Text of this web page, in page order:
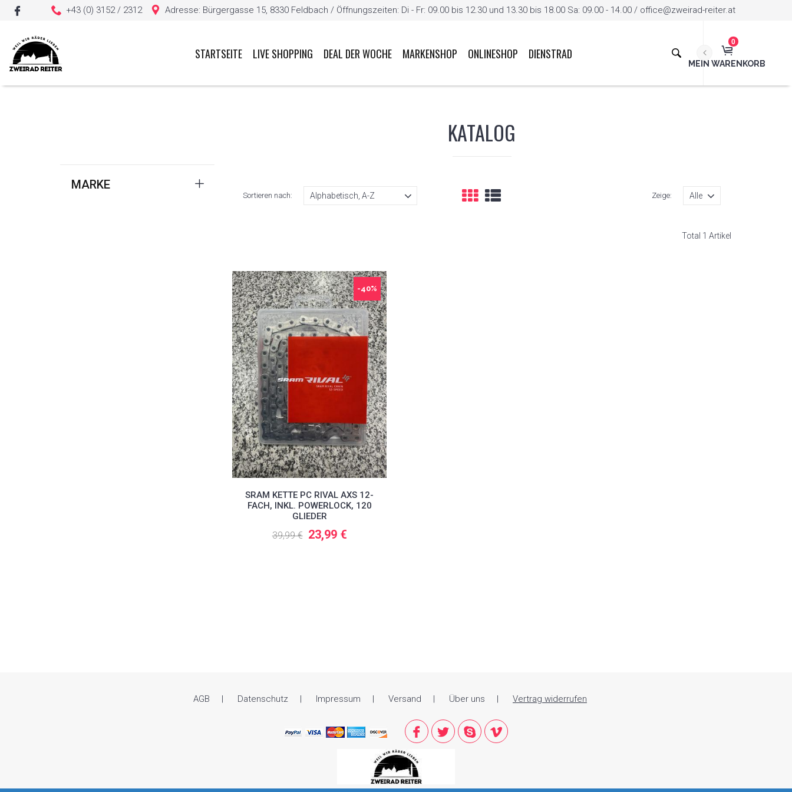
+43 (0) 3152 / 2312 Adresse: Bürgergasse 15, 8330 Feldbach / Öffnungszeiten: Di - Fr: 09.00 bis 12.30 und 13.30 bis 18.00 Sa: 09.00 - 14.00 / office@zweirad-reiter.at
0
MEIN WARENKORB
STARTSEITE LIVE SHOPPING DEAL DER WOCHE MARKENSHOP ONLINESHOP DIENSTRAD
MARKE
KATALOG
Sortieren nach: Zeige:
Total 1 Artikel
-40%
SRAM KETTE PC RIVAL AXS 12-
FACH, INKL. POWERLOCK, 120
GLIEDER
39,99 € 23,99 €
AGB Datenschutz Impressum Versand Über uns Vertrag widerrufen